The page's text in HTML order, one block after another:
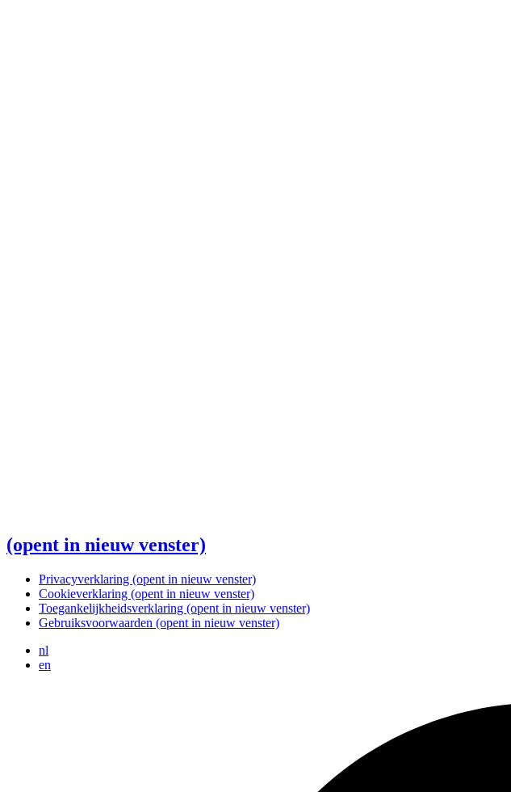
(opent in nieuw venster)
Privacyverklaring (opent in nieuw venster)
Cookieverklaring (opent in nieuw venster)
Toegankelijkheidsverklaring (opent in nieuw venster)
Gebruiksvoorwaarden (opent in nieuw venster)
nl
en